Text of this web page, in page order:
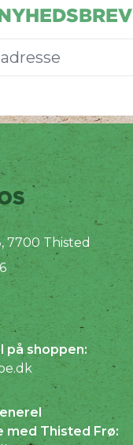
7700 Thisted
på shoppen:
med Thisted Frø: